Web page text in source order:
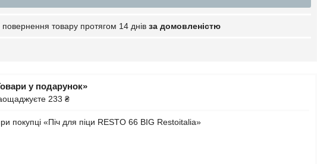
повернення товару протягом 14 днів за домовленістю
у подарунок»
233 ₴
покупці «Піч для піци RESTO 66 BIG Restoitalia»